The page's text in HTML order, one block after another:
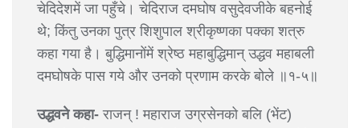
चेदिदेशमें जा पहुँचे। चेदिराज दमघोष वसुदेवजीके बहनोई
थे; किंतु उनका पुत्र शिशुपाल श्रीकृष्णका पक्का शत्रु
कहा गया है। बुद्धिमानोंमें श्रेष्ठ महाबुद्धिमान् उद्धव महाबली
दमघोषके पास गये और उनको प्रणाम करके बोले ॥१-५॥
उद्धवने कहा- राजन् ! महाराज उग्रसेनको बलि (भेंट)